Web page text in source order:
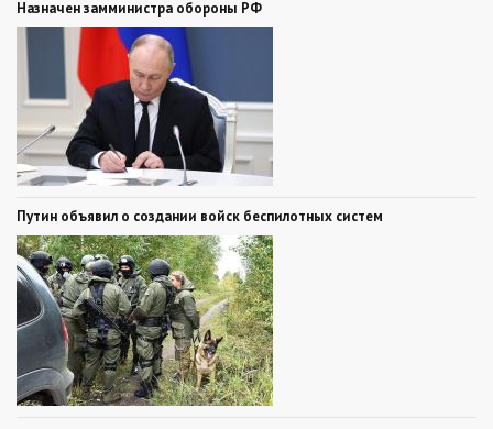
Назначен замминистра обороны РФ
Путин объявил о создании войск беспилотных систем